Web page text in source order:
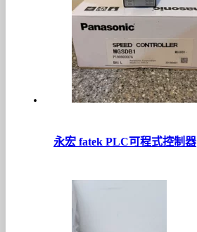
永宏 fatek PLC可程式控制器